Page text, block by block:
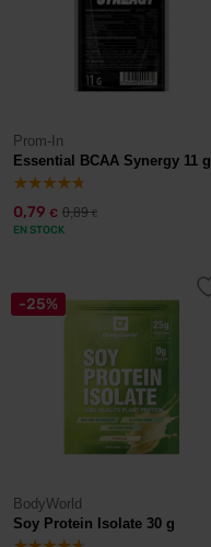
Prom-In
Essential BCAA Synergy 11 g
0,79 € 0,89€
EN STOCK
-25%
BodyWorld
Soy Protein Isolate 30 g